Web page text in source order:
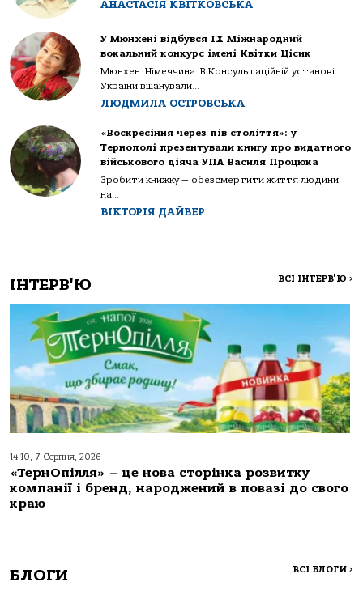
АНАСТАСІЯ КВІТКОВСЬКА
У Мюнхені відбувся IX Міжнародний
вокальний конкурс імені Квітки Цісик
Мюнхен. Німеччина. В Консультаційній установі
України вшанували...
ЛЮДМИЛА ОСТРОВСЬКА
«Воскресіння через пів століття»: у
Тернополі презентували книгу про видатного
військового діяча УПА Василя Процюка
Зробити книжку — обезсмертити життя людини
на...
ВІКТОРІЯ ДАЙВЕР
ІНТЕРВ'Ю ВСІ ІНТЕРВ'Ю >
14:10, 7 Серпня, 2026
«ТернОпілля» – це нова сторінка розвитку
компанії і бренд, народжений в повазі до свого
краю
БЛОГИ ВСІ БЛОГИ >